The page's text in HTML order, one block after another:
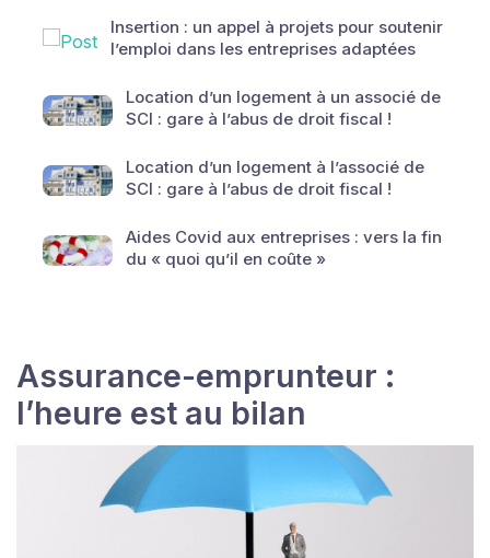
Insertion : un appel à projets pour soutenir
l’emploi dans les entreprises adaptées
Location d’un logement à un associé de
SCI : gare à l’abus de droit fiscal !
Location d’un logement à l’associé de
SCI : gare à l’abus de droit fiscal !
Aides Covid aux entreprises : vers la fin
du « quoi qu’il en coûte »
Assurance-emprunteur :
l’heure est au bilan